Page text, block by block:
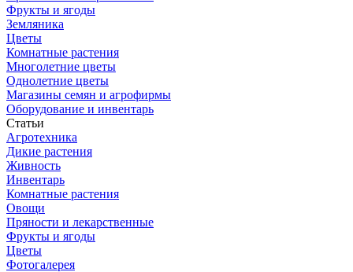
Фрукты и ягоды
Земляника
Цветы
Комнатные растения
Многолетние цветы
Однолетние цветы
Магазины семян и агрофирмы
Оборудование и инвентарь
Статьи
Агротехника
Дикие растения
Живность
Инвентарь
Комнатные растения
Овощи
Пряности и лекарственные
Фрукты и ягоды
Цветы
Фотогалерея